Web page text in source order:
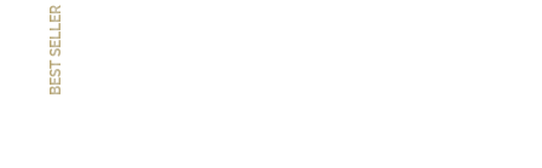
BEST SELLER